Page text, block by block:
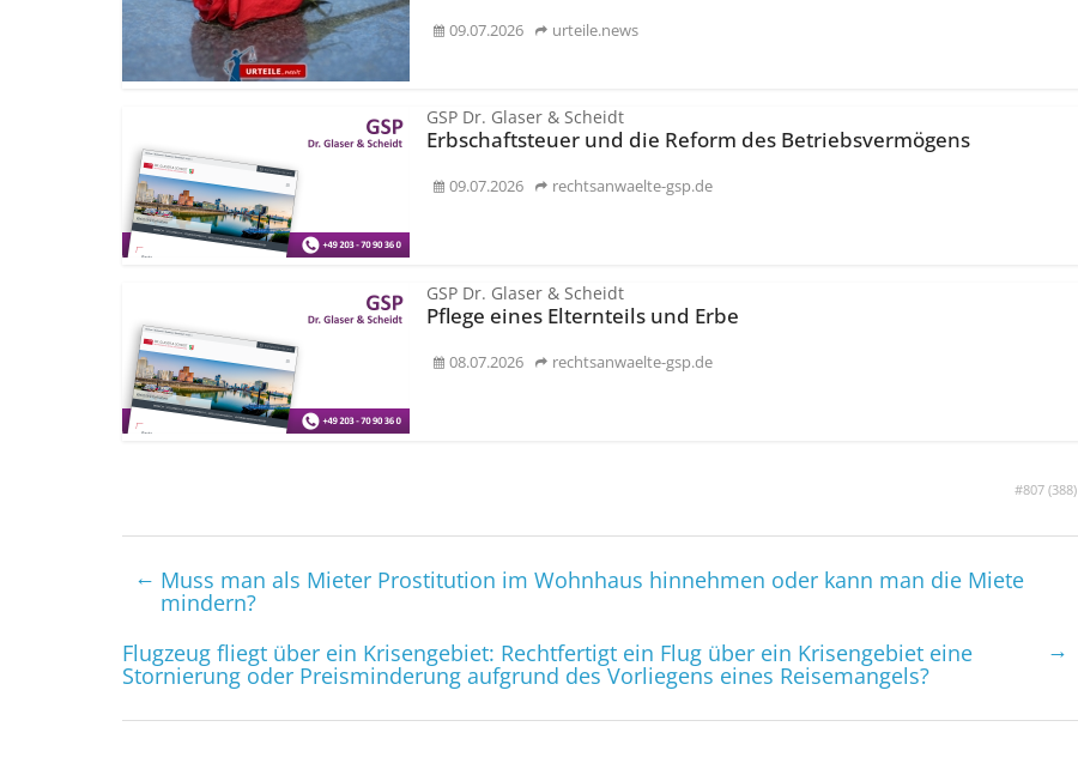
#807 (388)
09.07.2026 urteile.news
GSP Dr. Glaser & Scheidt
Erbschaftsteuer und die Reform des Betriebsvermögens
09.07.2026 rechtsanwaelte-gsp.de
GSP Dr. Glaser & Scheidt
Pflege eines Elternteils und Erbe
08.07.2026 rechtsanwaelte-gsp.de
← Muss man als Mieter Prostitution im Wohnhaus hinnehmen oder kann man die Miete
mindern?
Flugzeug fliegt über ein Krisengebiet: Rechtfertigt ein Flug über ein Krisengebiet eine
Stornierung oder Preisminderung aufgrund des Vorliegens eines Reisemangels?
→